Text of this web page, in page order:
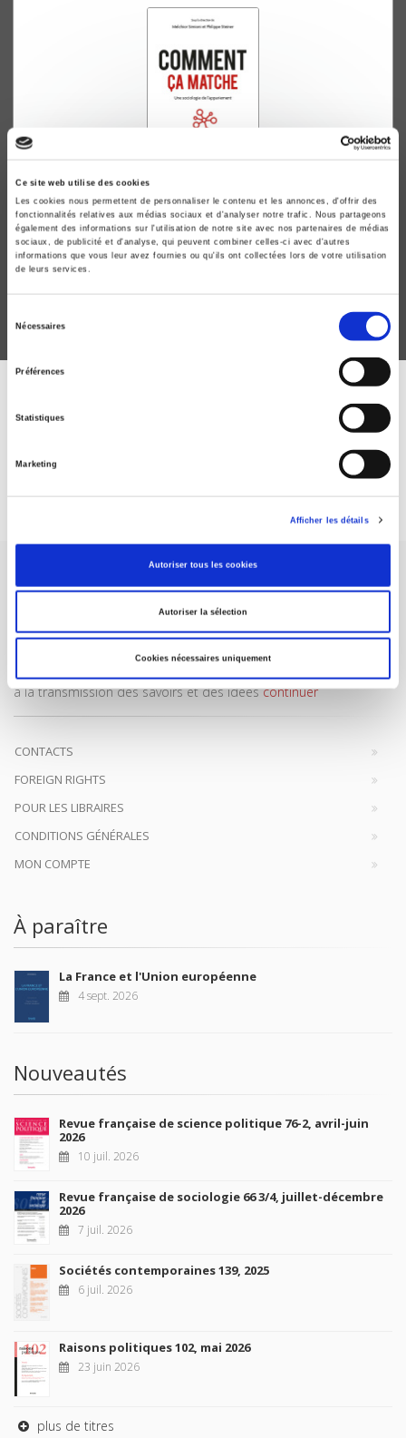
Ce site web utilise des cookies
Les cookies nous permettent de personnaliser le contenu et les annonces, d'offrir des
fonctionnalités relatives aux médias sociaux et d'analyser notre trafic. Nous partageons
également des informations sur l'utilisation de notre site avec nos partenaires de médias
sociaux, de publicité et d'analyse, qui peuvent combiner celles-ci avec d'autres
informations que vous leur avez fournies ou qu'ils ont collectées lors de votre utilisation
de leurs services.
Nécessaires
Préférences
Statistiques
Marketing
Afficher les détails
Autoriser tous les cookies
Autoriser la sélection
Cookies nécessaires uniquement
Comment ça matche ?
Une sociologie de l'appariement
Melchior Simioni, Philippe Steiner
ABONNEZ-VOUS À NOS
Je m’abonne
Maison d'édition dédiée aux sciences humaines et sociales, les
à la transmission des savoirs et des idéescontinuer
CONTACTS
FOREIGN RIGHTS
POUR LES LIBRAIRES
CONDITIONS GÉNÉRALES
MON COMPTE
À paraître
La France et l'Union européenne
4 sept. 2026
Nouveautés
Revue française de science politique 76-2, avril-juin
2026
10 juil. 2026
Revue française de sociologie 66 3/4, juillet-décembre
2026
7 juil. 2026
Sociétés contemporaines 139, 2025
6 juil. 2026
Raisons politiques 102, mai 2026
23 juin 2026
plus de titres